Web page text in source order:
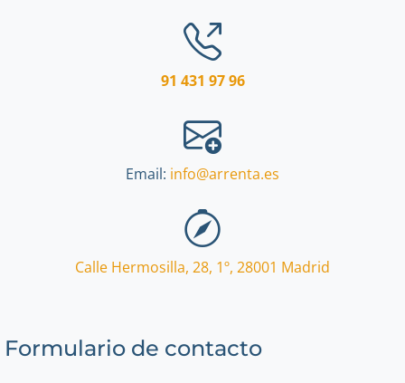
91 431 97 96
Email: info@arrenta.es
Calle Hermosilla, 28, 1º, 28001 Madrid
Formulario de contacto